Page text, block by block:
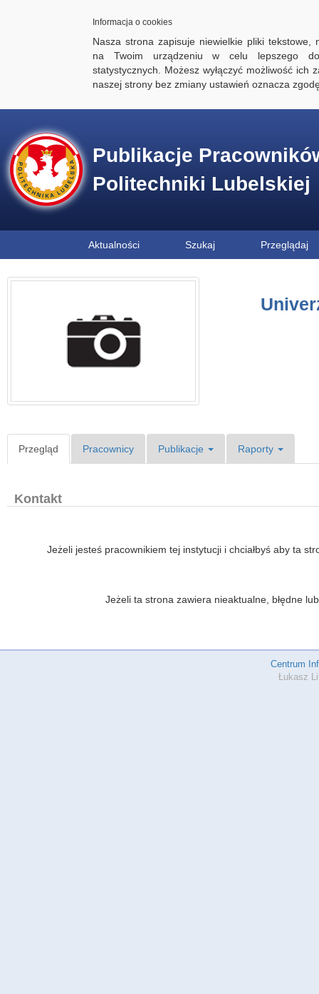
Informacja o cookies
Nasza strona zapisuje niewielkie pliki tekstowe,
na Twoim urządzeniu w celu lepszego
statystycznych. Możesz wyłączyć możliwość ich
naszej strony bez zmiany ustawień oznacza
Publikacje
Politechniki Lubelskiej
Aktualności Szukaj Przeglądaj
Przegląd Pracownicy Publikacje Raporty
Kontakt
Jeżeli jesteś pracownikiem tej instytucji i chciałbyś aby ta
Jeżeli ta strona zawiera nieaktualne, błędne
Centrum
Łukasz